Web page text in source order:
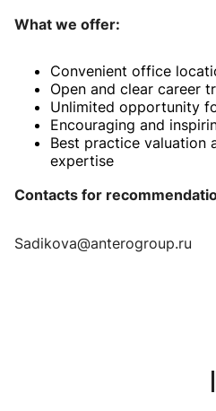
What we offer:
Convenient office
Open and clear career
Unlimited opportunity
Encouraging and
Best practice valuation
expertise
Contacts for
Sadikova@anterogroup.ru